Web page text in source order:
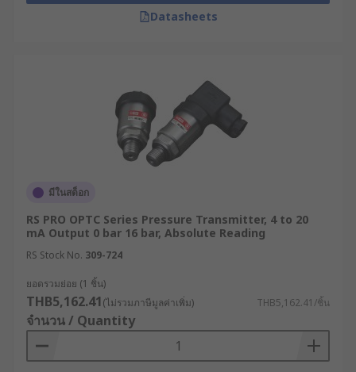
Datasheets
มีในสต็อก
RS PRO OPTC Series Pressure Transmitter, 4 to 20
mA Output 0 bar 16 bar, Absolute Reading
RS Stock No. 309-724
ยอดรวมย่อย (1 ชิ้น)
THB5,162.41(ไม่รวมภาษีมูลค่าเพิ่ม) THB5,162.41/ชิ้น
จำนวน / Quantity